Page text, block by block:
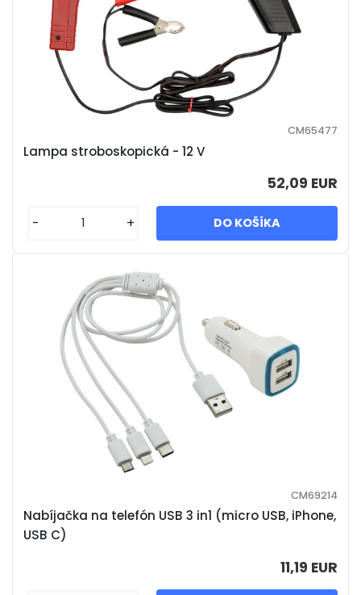
Lampa stroboskopická - 12 V
CM65477
52,09 EUR
- +
Nabíjačka na telefón USB 3 in1 (micro USB, iPhone,
USB C)
CM69214
11,19 EUR